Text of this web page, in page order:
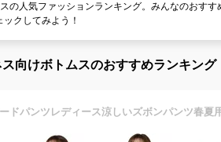
の人気ファッションランキング。みんなのおす
クしてみよう！
ス向けボトムスのおすすめランキング